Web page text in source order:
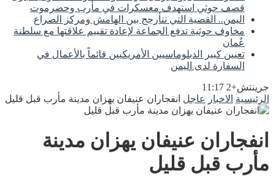
قصف حوثي استهدف معسكرات في مأرب وحضرموت
اليمن.. القضية التي تتأرجح بين الهامش ومركز الصراع
مخاوف حوثية تدفع الجماعة لإعادة تقييم علاقتها مع سلطنة
عُمان
تعيين كبير الدبلوماسيين الأمريكيين قائماً بالأعمال في
السفارة لدى اليمن
جرينتش+2 11:17
الرئيسية الاخبار عاجل انفجاران عنيفان يهزان مدينة مأرب قبل قليل
انفجاران عنيفان يهزان مدينة
مأرب قبل قليل